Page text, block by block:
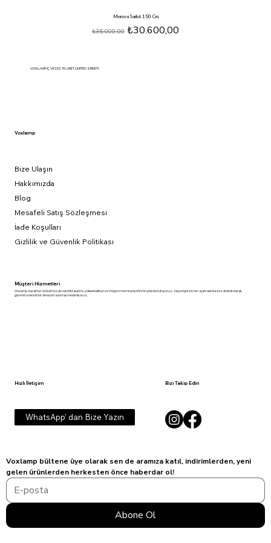
Merova Sarkıt 150 Cm
Normal Fiyat
₺36.000,00 İndirimli Fiyat
₺30.600,00
VOXLAMP IÇ VE DIS TICARET LIMITED SIRKETI
Voxlamp
Bize Ulaşın
Hakkımızda
Blog
Mesafeli Satış Sözleşmesi
İade Koşulları
Gizlilik ve Güvenlik Politikası
Müşteri Hizmetleri
Voxlamp olarak her ürünümüzde estetik tasarımı, yüksek kaliteyi ve müşteri memnuniyetini ön planda tutuyoruz. Alışverişinizin her aşamasında size destek olarak,
güvenli ve keyifli bir deneyim sunmayı hedefliyoruz.
Hızlı İletişim
WhatsApp' dan Bize Yazın
Bizi Takip Edin
Voxlamp bültene üye olarak sen de aramıza katıl, indirimlerden, yeni
gelen ürünlerden herkesten önce haberdar ol!
Abone Ol